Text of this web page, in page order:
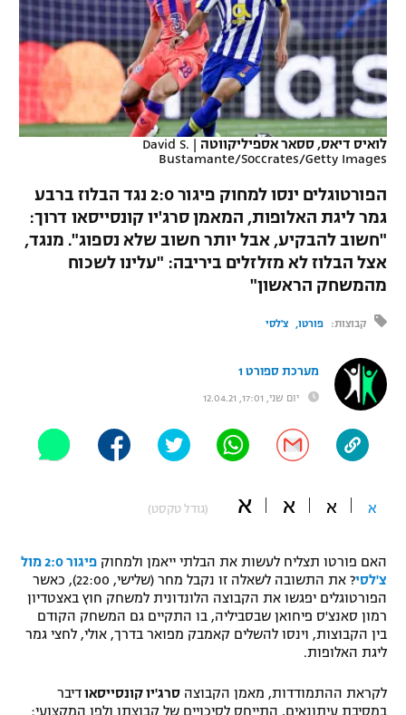
VOD
רץ ברשת
לוח שידורים
"מעל הליגה" – פודקאסט
"מחצית בשכונה" – פודקאסט
תקנון עבור פעילות אלקטרה
תקנון עבור פעילות ספורט 1 – "מרלן"
טניס
גיימינג E-Sports
נבחרת ישראל
מכבי חיפה
בית"ר ירושלים
מכבי תל אביב
הפועל תל אביב
הפועל חיפה
הפועל באר שבע
מכבי נתניה
בני יהודה
ליגה ספרדית
ליגה איטלקית
ליגה צרפתית
ליגה טורקית
ליגה סינית
כדורסל נשים
מכבי תל אביב
הפועל חולון
הפועל ירושלים
דני אבדיה
יורוליג
יורוקאפ
טניס
כדוריד
כדורעף
ג'ודו
אגרוף
ספורט אולימפי
UFC
היאבקות WWE
אופניים
פוטבול אמריקאי NFL
בייסבול MLB
ספורט אתגרי ואקסטרים
אומנויות לחימה
לואיס דיאס, ססאר אספיליקווטה |
David S.
Bustamante/Soccrates/Getty Images
הפורטוגלים ינסו למחוק פיגור 2:0 נגד הבלוז ברבע
גמר ליגת האלופות, המאמן סרג'יו קונסייסאו דרוך:
"חשוב להבקיע, אבל יותר חשוב שלא נספוג". מנגד,
אצל הבלוז לא מזלזלים ביריבה: "עלינו לשכוח
מהמשחק הראשון"
קבוצות: פורטו צ'לסי
מערכת ספורט 1
יום שני, 17:01, 12.04.21
א א א א (גודל טקסט)
האם פורטו תצליח לעשות את הבלתי ייאמן ולמחוק
פיגור 2:0 מול
צ'לסי
? את התשובה לשאלה זו נקבל מחר (שלישי, 22:00), כאשר
הפורטוגלים יפגשו את הקבוצה הלונדונית למשחק חוץ באצטדיון
רמון סאנצ'ס פיחואן שבסביליה, בו התקיים גם המשחק הקודם
בין הקבוצות, וינסו להשלים קאמבק מפואר בדרך, אולי, לחצי גמר
ליגת האלופות.
לקראת ההתמודדות, מאמן הקבוצה סרג'יו קונסייסאודיבר
במסיבת עיתונאים, התייחס לסיכויים של קבוצתו ולפן המקצועי: